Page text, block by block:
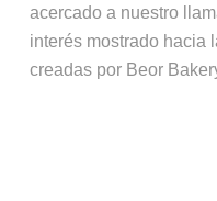
acercado a nuestro
interés mostrado hacia
creadas por Beor